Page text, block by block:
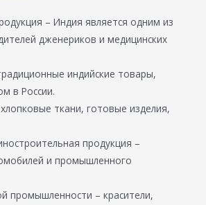
– Индия является одним из
дженериков и медицинских
индийские товары,
в России.
ткани, готовые изделия,
продукция –
и промышленного
промышленности – красители,